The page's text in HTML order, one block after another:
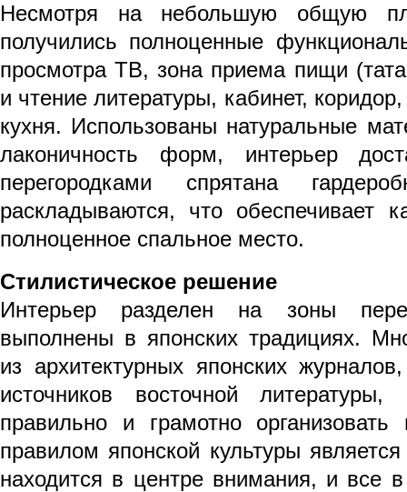
Несмотря на небольшую общую
получились полноценные
просмотра ТВ, зона приема пищи
и чтение литературы, кабинет,
кухня. Использованы натуральные
лаконичность форм, интерьер
перегородками спрятана
раскладываются, что обеспечивает
полноценное спальное место.
Стилистическое решение
Интерьер разделен на зоны
выполнены в японских традициях.
из архитектурных японских
источников восточной
правильно и грамотно
правилом японской культуры
находится в центре внимания, и все